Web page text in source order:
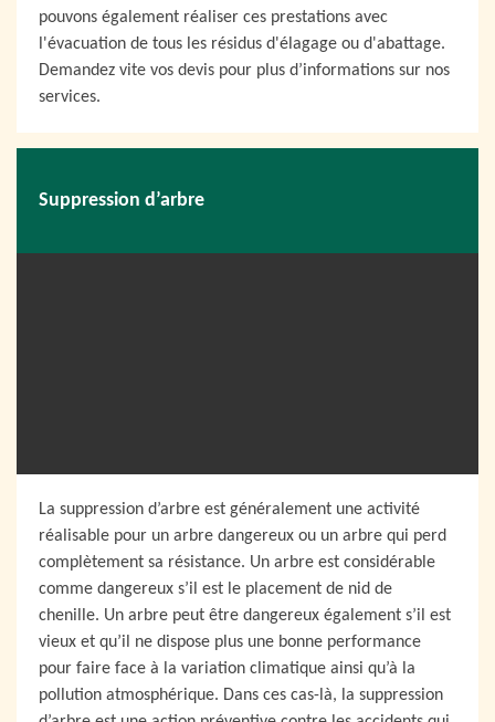
pouvons également réaliser ces prestations avec
l'évacuation de tous les résidus d'élagage ou d'abattage.
Demandez vite vos devis pour plus d’informations sur nos
services.
Suppression d’arbre
La suppression d’arbre est généralement une activité
réalisable pour un arbre dangereux ou un arbre qui perd
complètement sa résistance. Un arbre est considérable
comme dangereux s’il est le placement de nid de
chenille. Un arbre peut être dangereux également s’il est
vieux et qu’il ne dispose plus une bonne performance
pour faire face à la variation climatique ainsi qu’à la
pollution atmosphérique. Dans ces cas-là, la suppression